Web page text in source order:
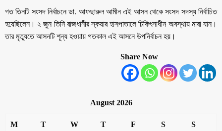
গত তিনটি সংসদ নির্বাচনে ডা. আফছারুল আমীন এই আসন থেকে সংসদ সদস্য নির্বাচিত
হয়েছিলেন। ২ জুন তিনি রাজধানীর স্কয়ার হাসপাতালে চিকিৎসাধীন অবস্থায় মারা যান।
তার মৃত্যুতে আসনটি শূন্য হওয়ায় গতকাল এই আসনে উপনির্বাচন হয়।
Share Now
August 2026
M T W T F S S